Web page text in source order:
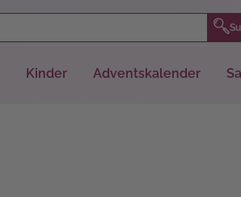
Kinder Adventskalender